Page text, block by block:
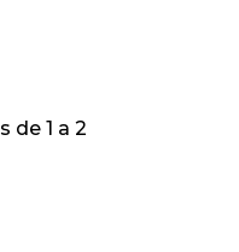
de 1 a 2